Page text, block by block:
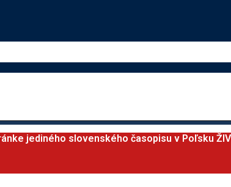
jediného slovenského časopisu v Poľsku